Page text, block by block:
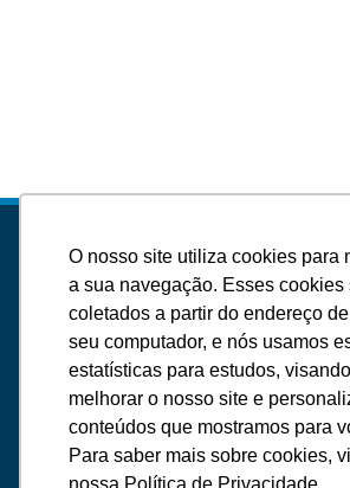
O nosso site utiliza cookies para
a sua navegação. Esses cookies
coletados a partir do endereço
seu computador, e nós usamos
estatísticas para estudos, visando
melhorar o nosso site e
conteúdos que mostramos para
Para saber mais sobre cookies,
A Silveira Imóveis – Imobiliária
Brasília e Região, foi fundada
atender às necessidades de
administração de aluguéis e